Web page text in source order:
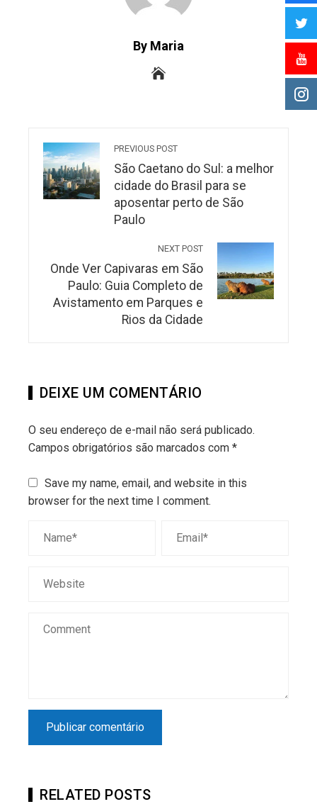
By Maria
PREVIOUS POST
São Caetano do Sul: a melhor
cidade do Brasil para se
aposentar perto de São
Paulo
NEXT POST
Onde Ver Capivaras em São
Paulo: Guia Completo de
Avistamento em Parques e
Rios da Cidade
DEIXE UM COMENTÁRIO
O seu endereço de e-mail não será publicado.
Campos obrigatórios são marcados com *
Save my name, email, and website in this
browser for the next time I comment.
RELATED POSTS